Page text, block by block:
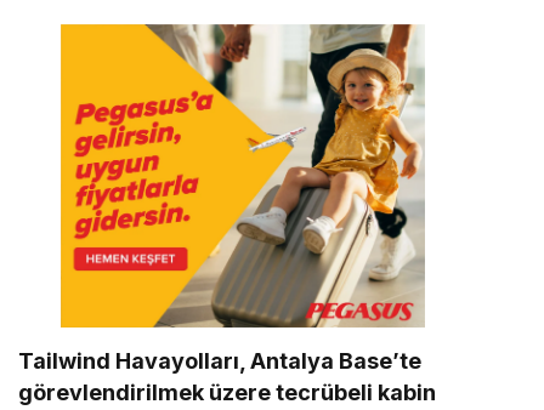
Tailwind Havayolları, Antalya Base’te
görevlendirilmek üzere tecrübeli kabin